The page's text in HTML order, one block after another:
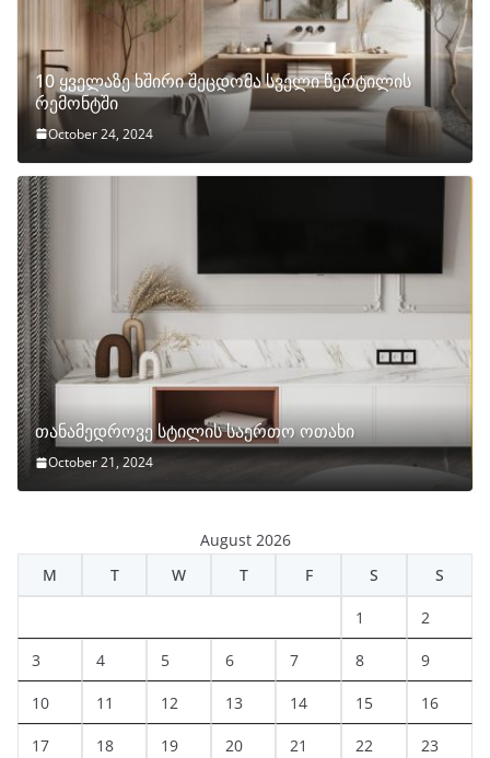
10 ყველაზე ხშირი შეცდომა სველი წერტილის
რემონტში
October 24, 2024
თანამედროვე სტილის საერთო ოთახი
October 21, 2024
August 2026
M
T W T F S S
1 2
3 4 5 6 7 8 9
10 11 12 13 14 15 16
17 18 19 20 21 22 23